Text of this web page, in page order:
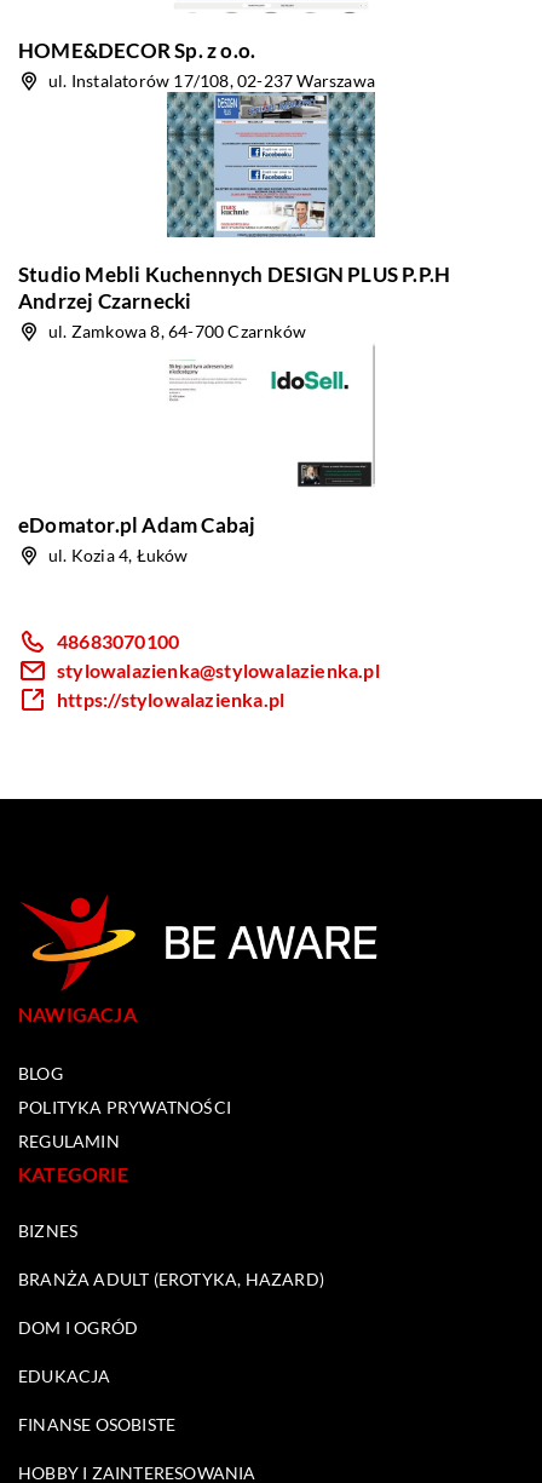
HOME&DECOR Sp. z o.o.
ul. Instalatorów 17/108, 02-237 Warszawa
Studio Mebli Kuchennych DESIGN PLUS P.P.H
Andrzej Czarnecki
ul. Zamkowa 8, 64-700 Czarnków
eDomator.pl Adam Cabaj
ul. Kozia 4, Łuków
48683070100
stylowalazienka@stylowalazienka.pl
https://stylowalazienka.pl
NAWIGACJA
BLOG
POLITYKA PRYWATNOŚCI
REGULAMIN
KATEGORIE
BIZNES
BRANŻA ADULT (EROTYKA, HAZARD)
DOM I OGRÓD
EDUKACJA
FINANSE OSOBISTE
HOBBY I ZAINTERESOWANIA